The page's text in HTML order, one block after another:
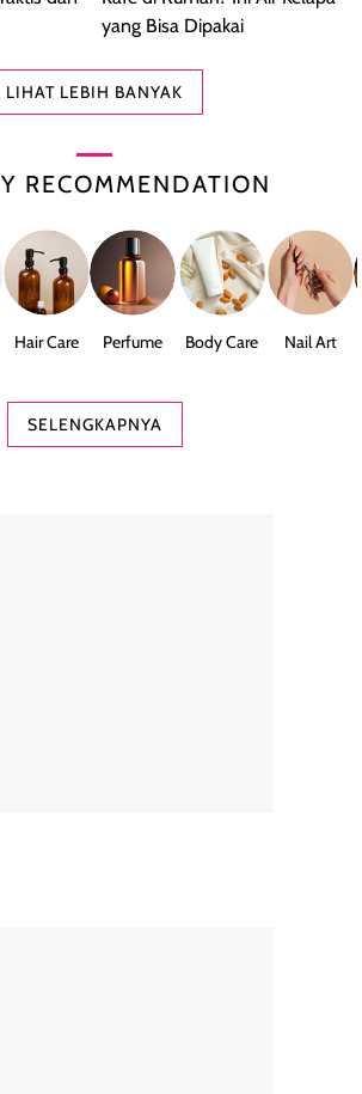
yang Bisa Dipakai
LIHAT LEBIH BANYAK
RECOMMENDATION
Hair Care Perfume Body Care Nail Art
SELENGKAPNYA